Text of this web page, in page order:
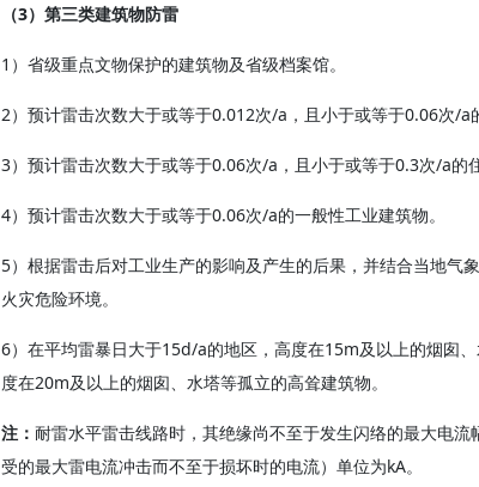
（3）第三类建筑物防雷
1）省级重点文物保护的建筑物及省级档案馆。
2）预计雷击次数大于或等于0.012次/a，且小于或等于0.06次/a
3）预计雷击次数大于或等于0.06次/a，且小于或等于0.3次/a的
4）预计雷击次数大于或等于0.06次/a的一般性工业建筑物。
5）根据雷击后对工业生产的影响及产生的后果，并结合当地
火灾危险环境。
6）在平均雷暴日大于15d/a的地区，高度在15m及以上的烟囱
度在20m及以上的烟囱、水塔等孤立的高耸建筑物。
注： 耐雷水平雷击线路时，其绝缘尚不至于发生闪络的最大电
受的最大雷电流冲击而不至于损坏时的电流）单位为kA。